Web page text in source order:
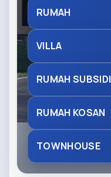
RUMAH
VILLA
RUMAH SUBSIDI
RUMAH KOSAN
TOWNHOUSE